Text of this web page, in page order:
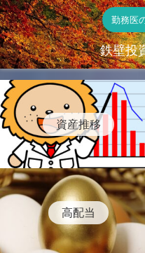
勤務医
鉄壁投
資産推移
高配当